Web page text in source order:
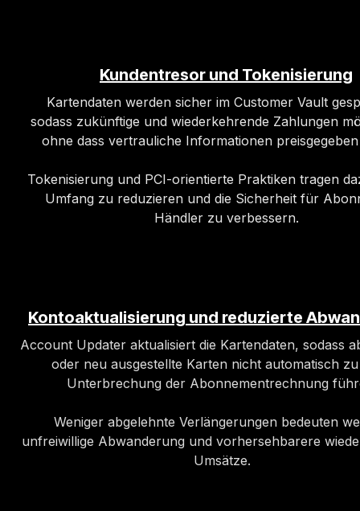
Kundentresor und Tokenisierung
Kartendaten werden sicher im Customer Vault
sodass zukünftige und wiederkehrende Zahlungen
ohne dass vertrauliche Informationen
Tokenisierung und PCI-orientierte Praktiken tragen
Umfang zu reduzieren und die Sicherheit für
Händler zu verbessern.
Kontoaktualisierung und reduzierte
Account Updater aktualisiert die Kartendaten, sodass
oder neu ausgestellte Karten nicht automatisch
Unterbrechung der Abonnementrechnung
Weniger abgelehnte Verlängerungen bedeuten
unfreiwillige Abwanderung und vorhersehbarere
Umsätze.